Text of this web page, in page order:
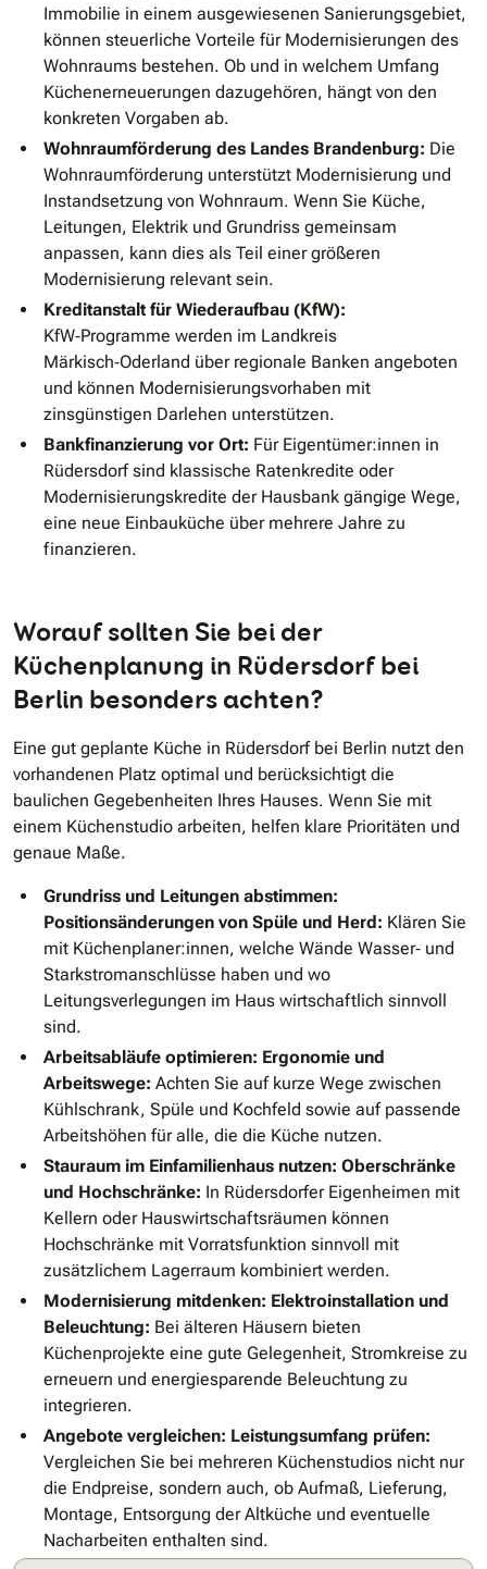
Immobilie in einem ausgewiesenen Sanierungsgebiet,
können steuerliche Vorteile für Modernisierungen des
Wohnraums bestehen. Ob und in welchem Umfang
Küchenerneuerungen dazugehören, hängt von den
konkreten Vorgaben ab.
Wohnraumförderung des Landes Brandenburg: Die
Wohnraumförderung unterstützt Modernisierung und
Instandsetzung von Wohnraum. Wenn Sie Küche,
Leitungen, Elektrik und Grundriss gemeinsam
anpassen, kann dies als Teil einer größeren
Modernisierung relevant sein.
Kreditanstalt für Wiederaufbau (KfW):
KfW‑Programme werden im Landkreis
Märkisch‑Oderland über regionale Banken angeboten
und können Modernisierungsvorhaben mit
zinsgünstigen Darlehen unterstützen.
Bankfinanzierung vor Ort: Für Eigentümer:innen in
Rüdersdorf sind klassische Ratenkredite oder
Modernisierungskredite der Hausbank gängige Wege,
eine neue Einbauküche über mehrere Jahre zu
finanzieren.
Worauf sollten Sie bei der
Küchenplanung in Rüdersdorf bei
Berlin besonders achten?
Eine gut geplante Küche in Rüdersdorf bei Berlin nutzt den
vorhandenen Platz optimal und berücksichtigt die
baulichen Gegebenheiten Ihres Hauses. Wenn Sie mit
einem Küchenstudio arbeiten, helfen klare Prioritäten und
genaue Maße.
Grundriss und Leitungen abstimmen:
Positionsänderungen von Spüle und Herd: Klären Sie
mit Küchenplaner:innen, welche Wände Wasser‑ und
Starkstromanschlüsse haben und wo
Leitungsverlegungen im Haus wirtschaftlich sinnvoll
sind.
Arbeitsabläufe optimieren: Ergonomie und
Arbeitswege: Achten Sie auf kurze Wege zwischen
Kühlschrank, Spüle und Kochfeld sowie auf passende
Arbeitshöhen für alle, die die Küche nutzen.
Stauraum im Einfamilienhaus nutzen: Oberschränke
und Hochschränke: In Rüdersdorfer Eigenheimen mit
Kellern oder Hauswirtschaftsräumen können
Hochschränke mit Vorratsfunktion sinnvoll mit
zusätzlichem Lagerraum kombiniert werden.
Modernisierung mitdenken: Elektroinstallation und
Beleuchtung: Bei älteren Häusern bieten
Küchenprojekte eine gute Gelegenheit, Stromkreise zu
erneuern und energiesparende Beleuchtung zu
integrieren.
Angebote vergleichen: Leistungsumfang prüfen:
Vergleichen Sie bei mehreren Küchenstudios nicht nur
die Endpreise, sondern auch, ob Aufmaß, Lieferung,
Montage, Entsorgung der Altküche und eventuelle
Nacharbeiten enthalten sind.